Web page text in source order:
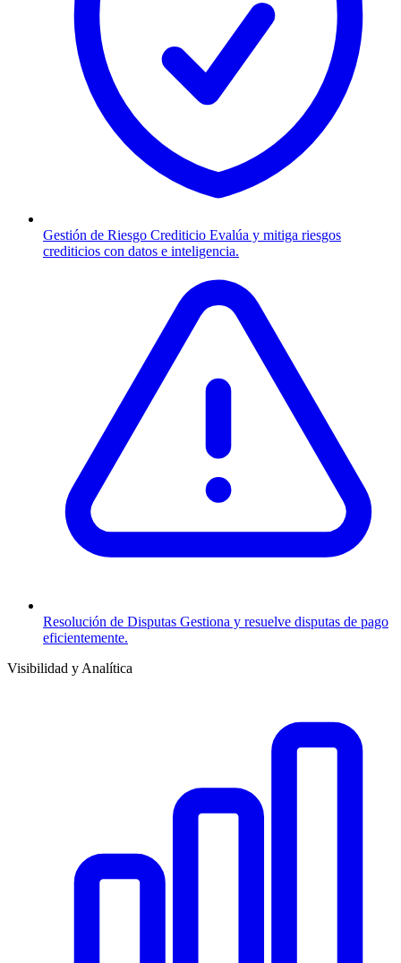
Gestión de Riesgo Crediticio Evalúa y mitiga riesgos
crediticios con datos e inteligencia.
Resolución de Disputas Gestiona y resuelve disputas de pago
eficientemente.
Visibilidad y Analítica